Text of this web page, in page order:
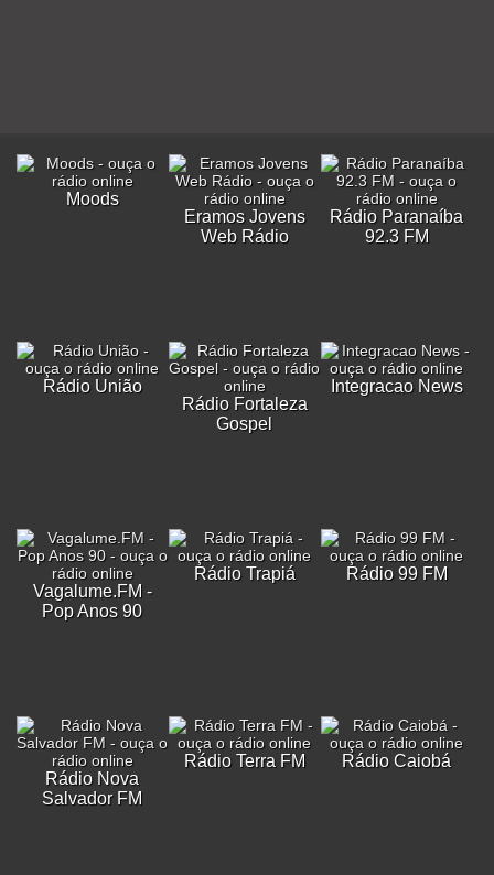
Moods
Eramos Jovens
Web Rádio
Rádio Paranaíba
92.3 FM
Rádio União
Rádio Fortaleza
Gospel
Integracao News
Vagalume.FM -
Pop Anos 90
Rádio Trapiá Rádio 99 FM
Rádio Nova
Salvador FM
Rádio Terra FM Rádio Caiobá